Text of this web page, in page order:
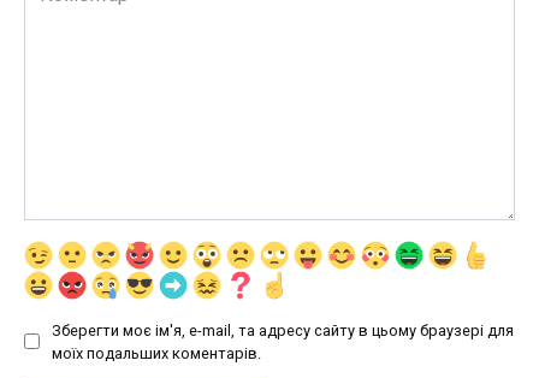
Зберегти моє ім'я, e-mail, та адресу сайту в цьому браузері для
моїх подальших коментарів.